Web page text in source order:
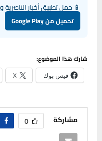
📱 حمل تطبيق أخبار
تحميل من Google Play
شارك هذا الموضوع:
فيس بوك X
مشاركة 0